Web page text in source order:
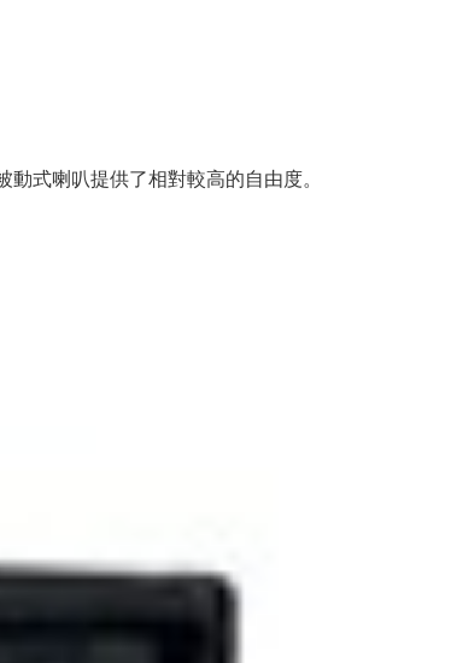
式喇叭提供了相對較高的自由度。